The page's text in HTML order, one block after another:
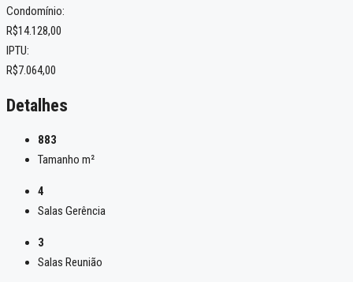
Condomínio:
R$14.128,00
IPTU:
R$7.064,00
Detalhes
883
Tamanho m²
4
Salas Gerência
3
Salas Reunião